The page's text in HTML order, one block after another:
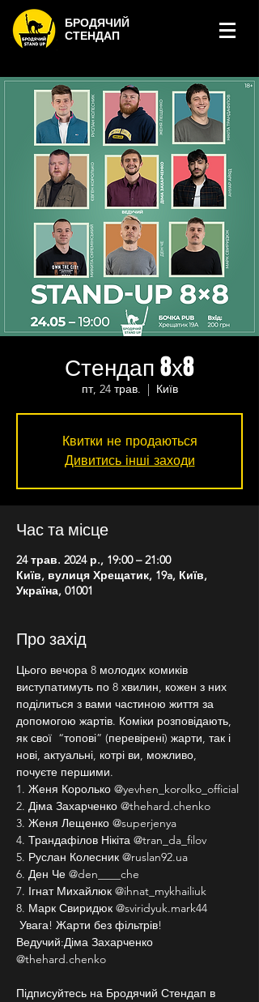
БРОДЯЧИЙ
СТЕНДАП
Стендап 8х8
пт, 24 трав.
  |
Київ
Квитки не продаються
Дивитись інші заходи
Час та місце
24 трав. 2024 р., 19:00 – 21:00
Київ, вулиця Хрещатик, 19a, Київ,
Україна, 01001
Про захід
Цього вечора 8 молодих комиків
виступатимуть по 8 хвилин, кожен з них
поділиться з вами частиною життя за
допомогою жартів. Коміки розповідають,
як свої  “топові” (перевірені) жарти, так і
нові, актуальні, котрі ви, можливо,
почуєте першими.
1. Женя Королько @yevhen_korolko_official
2. Діма Захарченко @thehard.chenko
3. Женя Лещенко @superjenya
4. Трандафілов Нікіта @tran_da_filov
5. Руслан Колесник @ruslan92.ua
6. Ден Че @den____che
7. Ігнат Михайлюк @ihnat_mykhailiuk
8. Марк Свиридюк @sviridyuk.mark44
Увага! Жарти без фільтрів!
Ведучий:Діма Захарченко
@thehard.chenko
Підписуйтесь на Бродячий Стендап в